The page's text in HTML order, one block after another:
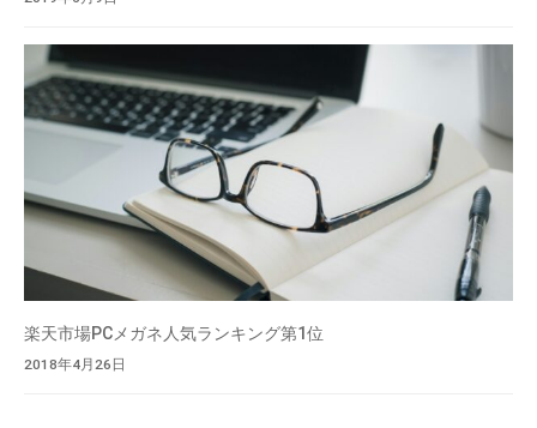
価
格
提
し
て
お
り
楽天市場PCメガネ人気ランキング第1位
2018年4月26日